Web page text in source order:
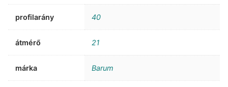
profilarány 40
átmérő 21
márka Barum